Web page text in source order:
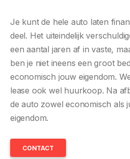
Je kunt de hele auto laten
deel. Het uiteindelijk
een aantal jaren af in vaste,
ben je niet ineens een groot
economisch jouw eigendom.
lease ook wel huurkoop. Na
de auto zowel economisch als
eigendom.
CONTACT